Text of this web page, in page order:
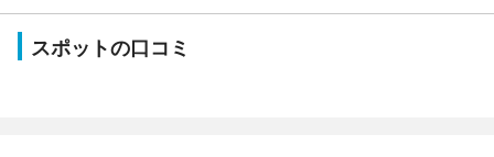
スポットの口コミ